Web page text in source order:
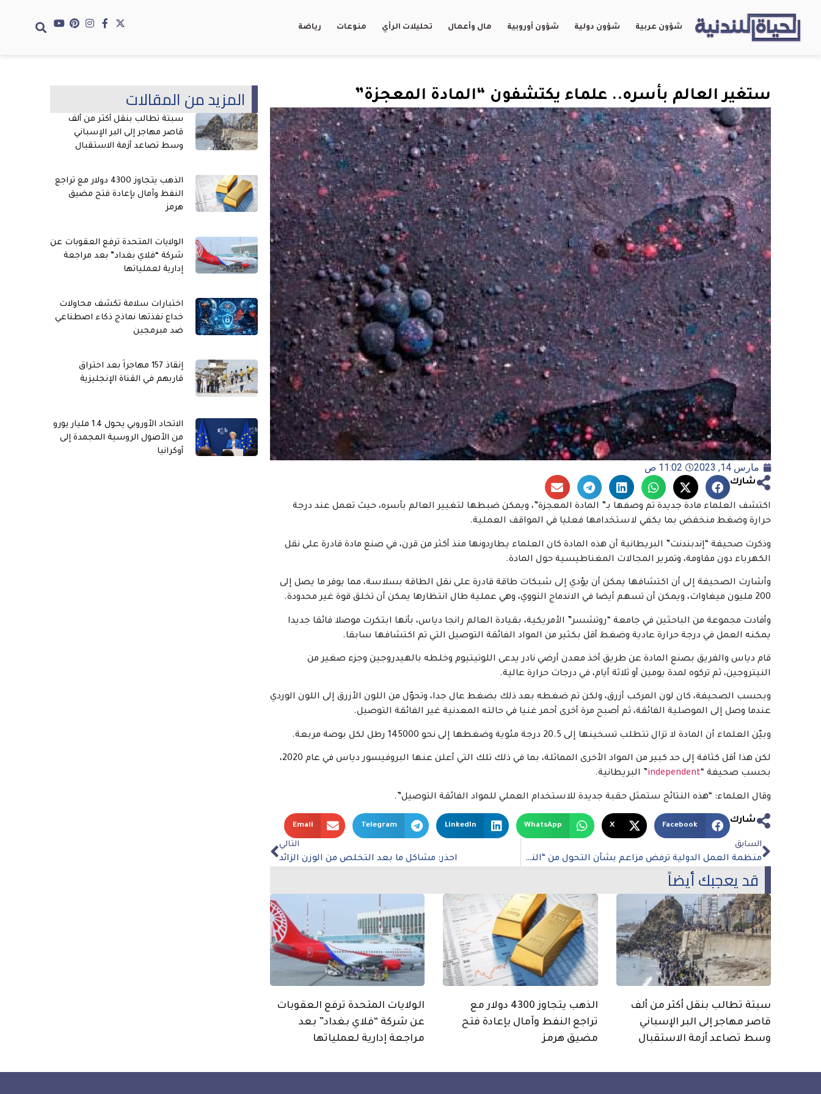
شؤون عربية شؤون دولية شؤون أوروبية مال وأعمال تحليلات الرأي منوعات رياضة
ستغير العالم بأسره.. علماء يكتشفون “المادة المعجزة”
مارس 14, 2023 11:02 ص
شارك
اكتشف العلماء مادة جديدة تم وصفها بـ” المادة المعجزة”، ويمكن ضبطها لتغيير العالم بأسره، حيث تعمل عند درجة
حرارة وضغط منخفض بما يكفي لاستخدامها فعليا في المواقف العملية.
وذكرت صحيفة “إندبندنت” البريطانية أن هذه المادة كان العلماء يطاردونها منذ أكثر من قرن، في صنع مادة قادرة على نقل
الكهرباء دون مقاومة، وتمرير المجالات المغناطيسية حول المادة.
وأشارت الصحيفة إلى أن اكتشافها يمكن أن يؤدي إلى شبكات طاقة قادرة على نقل الطاقة بسلاسة، مما يوفر ما يصل إلى
200 مليون ميغاوات، ويمكن أن تسهم أيضا في الاندماج النووي، وهي عملية طال انتظارها يمكن أن تخلق قوة غير محدودة.
وأفادت مجموعة من الباحثين في جامعة “روتشسر” الأمريكية، بقيادة العالم رانجا دياس، بأنها ابتكرت موصلا فائقا جديدا
يمكنه العمل في درجة حرارة عادية وضغط أقل بكثير من المواد الفائقة التوصيل التي تم اكتشافها سابقا.
قام دياس والفريق بصنع المادة عن طريق أخذ معدن أرضي نادر يدعى اللوتيتيوم وخلطه بالهيدروجين وجزء صغير من
النيتروجين، ثم تركوه لمدة يومين أو ثلاثة أيام، في درجات حرارة عالية.
وبحسب الصحيفة، كان لون المركب أزرق، ولكن تم ضغطه بعد ذلك بضغط عال جدا، وتحوّل من اللون الأزرق إلى اللون الوردي
عندما وصل إلى الموصلية الفائقة، ثم أصبح مرة أخرى أحمر غنيا في حالته المعدنية غير الفائقة التوصيل.
وبيّن العلماء أن المادة لا تزال تتطلب تسخينها إلى 20.5 درجة مئوية وضغطها إلى نحو 145000 رطل لكل بوصة مربعة.
لكن هذا أقل كثافة إلى حد كبير من المواد الأخرى المماثلة، بما في ذلك تلك التي أعلن عنها البروفيسور دياس في عام 2020،
بحسب صحيفة “independent” البريطانية.
وقال العلماء: “هذه النتائج ستمثل حقبة جديدة للاستخدام العملي للمواد الفائقة التوصيل”.
شارك
Facebook
X
WhatsApp
LinkedIn
Telegram
Email
السابق
منظمة العمل الدولية ترفض مزاعم بشأن التحول من “النقد إلى الحليف” لقطر
التالي
احذر: مشاكل ما بعد التخلص من الوزن الزائد
قد يعجبك أيضاً
سبتة تطالب بنقل أكثر من ألف
قاصر مهاجر إلى البر الإسباني
وسط تصاعد أزمة الاستقبال
الذهب يتجاوز 4300 دولار مع
تراجع النفط وآمال بإعادة فتح
مضيق هرمز
الولايات المتحدة ترفع العقوبات
عن شركة “فلاي بغداد” بعد
مراجعة إدارية لعملياتها
المزيد من المقالات
سبتة تطالب بنقل أكثر من ألف
قاصر مهاجر إلى البر الإسباني
وسط تصاعد أزمة الاستقبال
الذهب يتجاوز 4300 دولار مع تراجع
النفط وآمال بإعادة فتح مضيق
هرمز
الولايات المتحدة ترفع العقوبات عن
شركة “فلاي بغداد” بعد مراجعة
إدارية لعملياتها
اختبارات سلامة تكشف محاولات
خداع نفذتها نماذج ذكاء اصطناعي
ضد مبرمجين
إنقاذ 157 مهاجراً بعد احتراق
قاربهم في القناة الإنجليزية
الاتحاد الأوروبي يحول 1.4 مليار يورو
من الأصول الروسية المجمدة إلى
أوكرانيا